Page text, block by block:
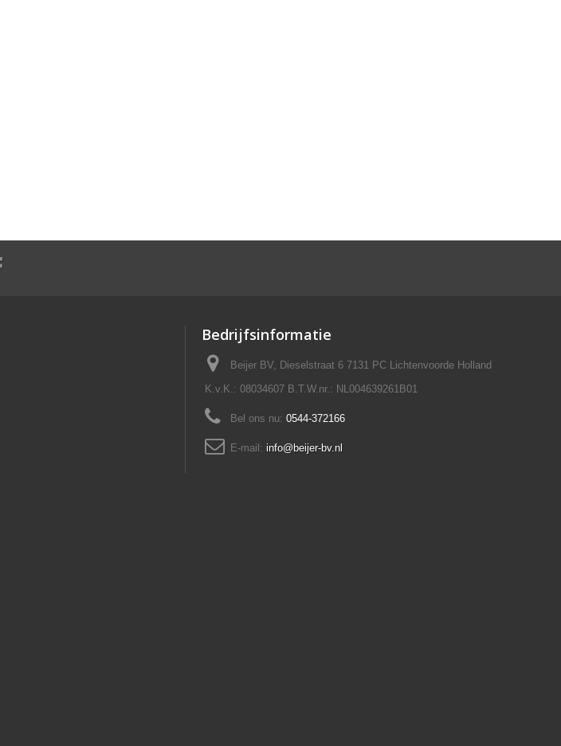
Bedrijfsinformatie
Beijer BV, Dieselstraat 6 7131 PC Lichtenvoorde Holland
K.v.K.: 08034607 B.T.W.nr.: NL004639261B01
Bel ons nu: 0544-372166
E-mail: info@beijer-bv.nl